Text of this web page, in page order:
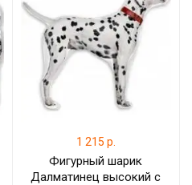
1 215 р.
Фигурный шарик
Далматинец высокий с